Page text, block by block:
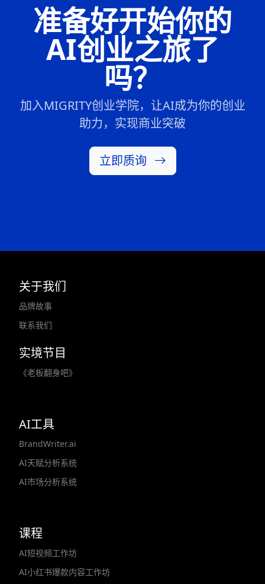
准备好开始你的
AI创业之旅了
吗？
加入MIGRITY创业学院，让AI成为你的创业
助力，实现商业突破
立即质询
关于我们
品牌故事
联系我们
实境节目
《老板翻身吧》
AI工具
BrandWriter.ai
AI天赋分析系统
AI市场分析系统
课程
AI短视频工作坊
AI小红书爆款内容工作坊